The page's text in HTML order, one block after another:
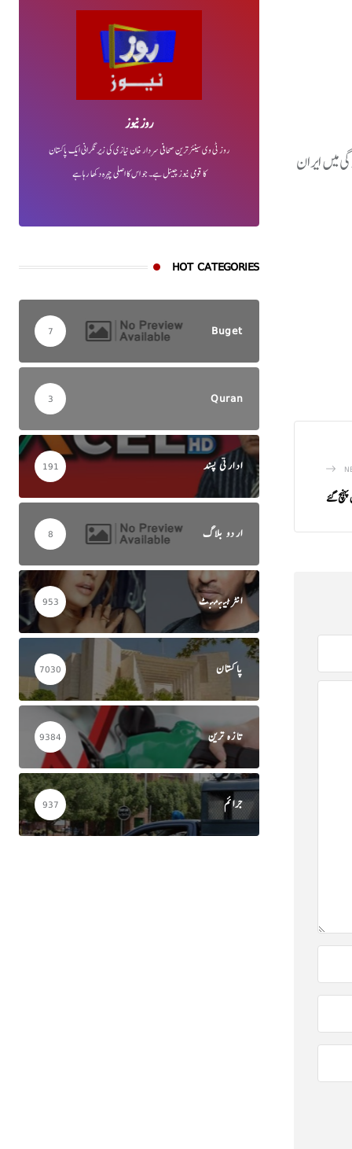
میں ایران
گئے
روز نیوز
روز ٹی وی سینئر ترین صحافی سردار خان نیازی کی زیر نگرانی ایک پاکستان
کا قومی نیوز چینل ہے۔ جو اس کا اصلی چہرہ دکھا رہا ہے
HOT CATEGORIES
Buget
7
Quran
3
ادارتی پسند 191
اردو بلاگ 8
انٹرٹینمنٹ 953
پاکستان 7030
تازہ ترین 9384
جرائم 937